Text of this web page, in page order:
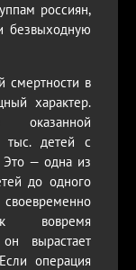
россиян,
безвыходную
смертности в
характер.
оказанной
тыс. детей с
— одна из
до одного
вовремя
вырастает
операция